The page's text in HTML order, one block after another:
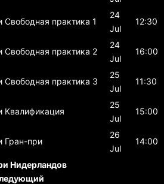
Свободная практика 1
24
Jul
12:30
Свободная практика 2
24
Jul
16:00
Свободная практика 3
25
Jul
11:30
Квалификация
25
Jul
15:00
Гран-при
26
Jul
14:00
Нидерландов